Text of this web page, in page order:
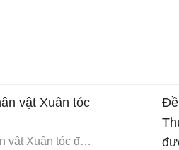
vật Xuân tóc
Phân tích nhân vật Xuân tóc đỏ trong Hạnh phúc của một tang gia
Đề